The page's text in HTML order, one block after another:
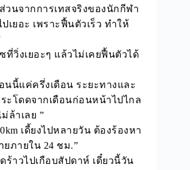
ส่วนจากการเทสจริงของนักกีฬา
เยอะ เพราะฟื้นตัวเร็ว ทำให้
ที่วิ่งเยอะๆ แล้วไม่เคยฟื้นตัวได้
อนนี้แค่ครึ่งเดือน ระยะทางและ
ะโดดจากเดือนก่อนหน้าไปไกล
ล้าเลย ”
เดี้ยงไปหลายวัน ต้องร้องหา
ภายใน 24 ชม.”
ร้าวไปเกือบสัปดาห์ เดี๋ยวนี้วัน